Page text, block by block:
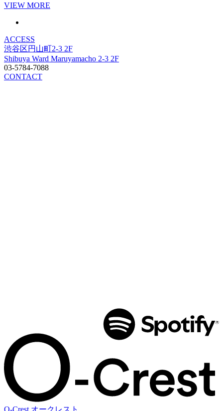
VIEW MORE
ACCESS
渋谷区円山町2-3 2F
Shibuya Ward Maruyamacho 2-3 2F
03-5784-7088
CONTACT